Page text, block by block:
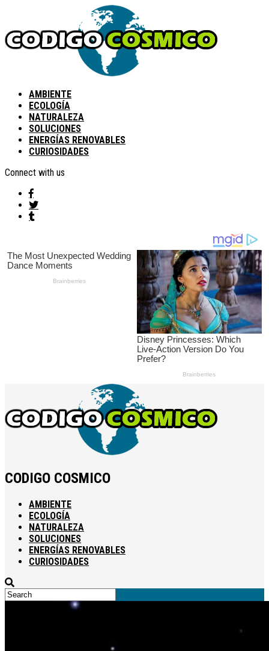
AMBIENTE
ECOLOGÍA
NATURALEZA
SOLUCIONES
ENERGÍAS RENOVABLES
CURIOSIDADES
Connect with us
CODIGO COSMICO
AMBIENTE
ECOLOGÍA
NATURALEZA
SOLUCIONES
ENERGÍAS RENOVABLES
CURIOSIDADES